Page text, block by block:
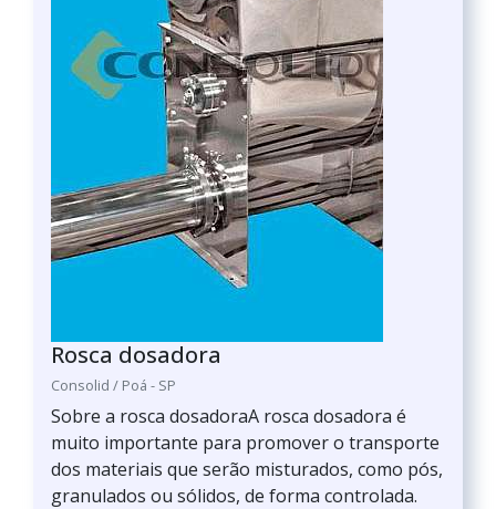
Rosca dosadora
Consolid / Poá - SP
Sobre a rosca dosadoraA rosca dosadora é
muito importante para promover o transporte
dos materiais que serão misturados, como pós,
granulados ou sólidos, de forma controlada.